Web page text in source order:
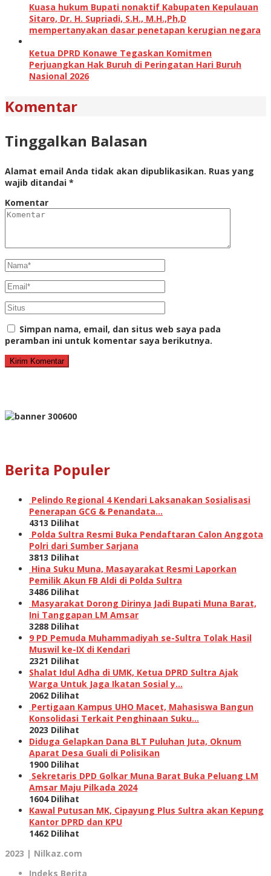
Kuasa hukum Bupati nonaktif Kabupaten Kepulauan
Sitaro, Dr. H. Supriadi, S.H., M.H.,Ph,D
mempertanyakan dasar penetapan kerugian negara
Ketua DPRD Konawe Tegaskan Komitmen
Perjuangkan Hak Buruh di Peringatan Hari Buruh
Nasional 2026
Komentar
Tinggalkan Balasan
Alamat email Anda tidak akan dipublikasikan. Ruas yang
wajib ditandai *
Komentar
Simpan nama, email, dan situs web saya pada
peramban ini untuk komentar saya berikutnya.
Berita Populer
Pelindo Regional 4 Kendari Laksanakan Sosialisasi
Penerapan GCG & Penandata…
4313 Dilihat
Polda Sultra Resmi Buka Pendaftaran Calon Anggota
Polri dari Sumber Sarjana
3813 Dilihat
Hina Suku Muna, Masayarakat Resmi Laporkan
Pemilik Akun FB Aldi di Polda Sultra
3486 Dilihat
Masyarakat Dorong Dirinya Jadi Bupati Muna Barat,
Ini Tanggapan LM Amsar
3288 Dilihat
9 PD Pemuda Muhammadiyah se-Sultra Tolak Hasil
Muswil ke-IX di Kendari
2321 Dilihat
Shalat Idul Adha di UMK, Ketua DPRD Sultra Ajak
Warga Untuk Jaga Ikatan Sosial y…
2062 Dilihat
Pertigaan Kampus UHO Macet, Mahasiswa Bangun
Konsolidasi Terkait Penghinaan Suku…
2023 Dilihat
Diduga Gelapkan Dana BLT Puluhan Juta, Oknum
Aparat Desa Guali di Polisikan
1900 Dilihat
Sekretaris DPD Golkar Muna Barat Buka Peluang LM
Amsar Maju Pilkada 2024
1604 Dilihat
Kawal Putusan MK, Cipayung Plus Sultra akan Kepung
Kantor DPRD dan KPU
1462 Dilihat
2023 | Nilkaz.com
Indeks Berita